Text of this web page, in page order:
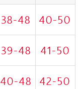
38-48 40-50
39-48 41-50
40-48 42-50